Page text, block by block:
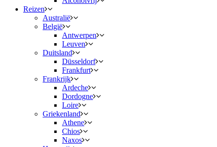
Reizen
Australië
België
Antwerpen
Leuven
Duitsland
Düsseldorf
Frankfurt
Frankrijk
Ardeche
Dordogne
Loire
Griekenland
Athene
Chios
Naxos